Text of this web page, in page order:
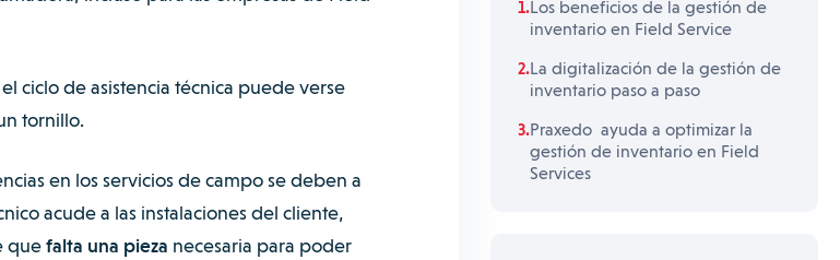
ciclo de asistencia técnica puede verse
tornillo.
en los servicios de campo se deben a
acude a las instalaciones del cliente,
quefalta una pieza necesaria para poder
Los beneficios de la gestión de
inventario en Field Service
La digitalización de la gestión de
inventario paso a paso
Praxedo ayuda a optimizar la
gestión de inventario en Field
Services